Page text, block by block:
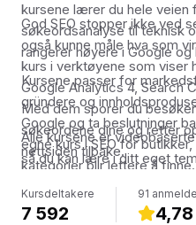
kursene lærer du hele veien
søkeordsanalyse til teknisk
rangerer høyere i Google
God SEO stopper ikke ved
også kunne måle hva som
kurs i verktøyene som viser
Google Analytics 4, Search
Med dem sporer du
søkeordene dine og retter
nettsiden tilbake.
Kursene passer for
gründere og
Google og ta beslutninger
egne kurs i SEO for
kategorier blir lettere å finne.
Alle kursene er
så du kan lære i ditt eget
Kursdeltakere
7 592
91
4,78